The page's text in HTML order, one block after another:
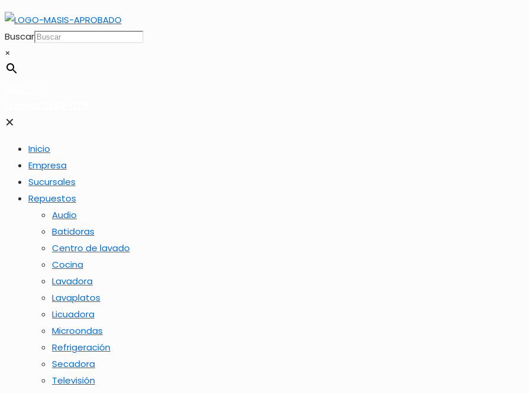
Buscar
×
✕
Inicio
Empresa
Sucursales
Repuestos
Audio
Batidoras
Centro de lavado
Cocina
Lavadora
Lavaplatos
Licuadora
Microondas
Refrigeración
Secadora
Televisión